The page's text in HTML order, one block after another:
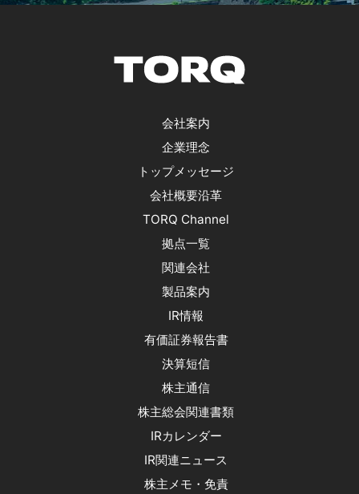
会社案内
企業理念
トップメッセージ
会社概要沿革
TORQ Channel
拠点一覧
関連会社
製品案内
IR情報
有価証券報告書
決算短信
株主通信
株主総会関連書類
IRカレンダー
IR関連ニュース
株主メモ・免責